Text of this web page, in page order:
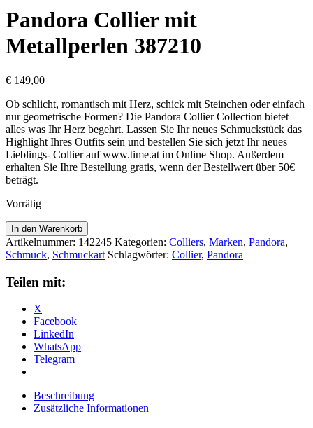
Pandora Collier mit
Metallperlen 387210
€ 149,00
Ob schlicht, romantisch mit Herz, schick mit Steinchen oder einfach
nur geometrische Formen? Die Pandora Collier Collection bietet
alles was Ihr Herz begehrt. Lassen Sie Ihr neues Schmuckstück das
Highlight Ihres Outfits sein und bestellen Sie sich jetzt Ihr neues
Lieblings- Collier auf www.time.at im Online Shop. Außerdem
erhalten Sie Ihre Bestellung gratis, wenn der Bestellwert über 50€
beträgt.
Vorrätig
Pandora
Collier
mit
387210
Menge
In den Warenkorb
Artikelnummer: 142245 Kategorien: Colliers, Marken, Pandora,
Schmuck, Schmuckart Schlagwörter: Collier, Pandora
Teilen mit:
X
Facebook
LinkedIn
WhatsApp
Telegram
Beschreibung
Zusätzliche Informationen